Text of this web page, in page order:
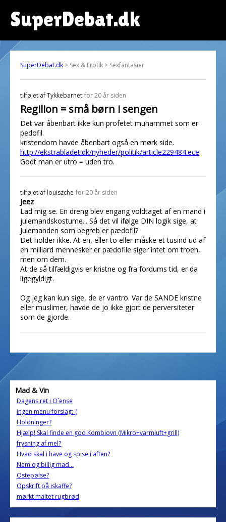
SuperDebat.dk
SuperDebat.dk > Sex & Erotik > Sexfantasier
tilføjet afTykkebarnet for 20 år siden
Regilion = små børn i sengen
Det var åbenbart ikke kun profetet muhammet som er
pedofil.
kristendom havde åbenbart også en mørk side.
http://ekstrabladet.dk/nyheder/politik/article229484.ece
Godt man er utro = uden tro.
tilføjet af louiszche for 20 år siden
Jeez
Lad mig se. En dreng blev engang voldtaget af en mand i
julemandskostume... Så det vil ifølge DIN logik sige, at
Julemanden som begreb er pædofil?
Det holder ikke. At en, eller to eller måske et tusind ud af
en milliard mennesker er pædofile siger intet om troen,
men om dem.
At de så tilfældigvis er kristne og fra fordums tid, er da
ligegyldigt.
Og jeg kan kun sige, de er vantro. Var de SANDE kristne
eller muslimer, havde de jo ikke gjort de perversiteter
som de gjorde.
Mad & Vin
Dagens ret i O´ense
ingen menu forslag:-(
Holdninger?
Hjælp! Skal finde en god Kombiovn (Mikro+varmluft+grill)
frysning af mel?
Hvad skal i have og spise i aften?
Nem og billig mad...
Ostepølse?
Opskrift på iskaffe?
mørkt maltet rugbrød